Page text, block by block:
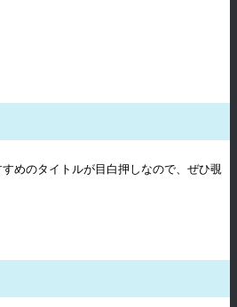
めのタイトルが目白押しなので、ぜひ覗